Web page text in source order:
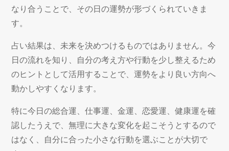
なり合うことで、その日の運勢が形づくられていきま
す。
占い結果は、未来を決めつけるものではありません。今
日の流れを知り、自分の考え方や行動を少し整えるため
のヒントとして活用することで、運勢をより良い方向へ
動かしやすくなります。
特に今日の総合運、仕事運、金運、恋愛運、健康運を確
認したうえで、無理に大きな変化を起こそうとするので
はなく、自分に合った小さな行動を選ぶことが大切で